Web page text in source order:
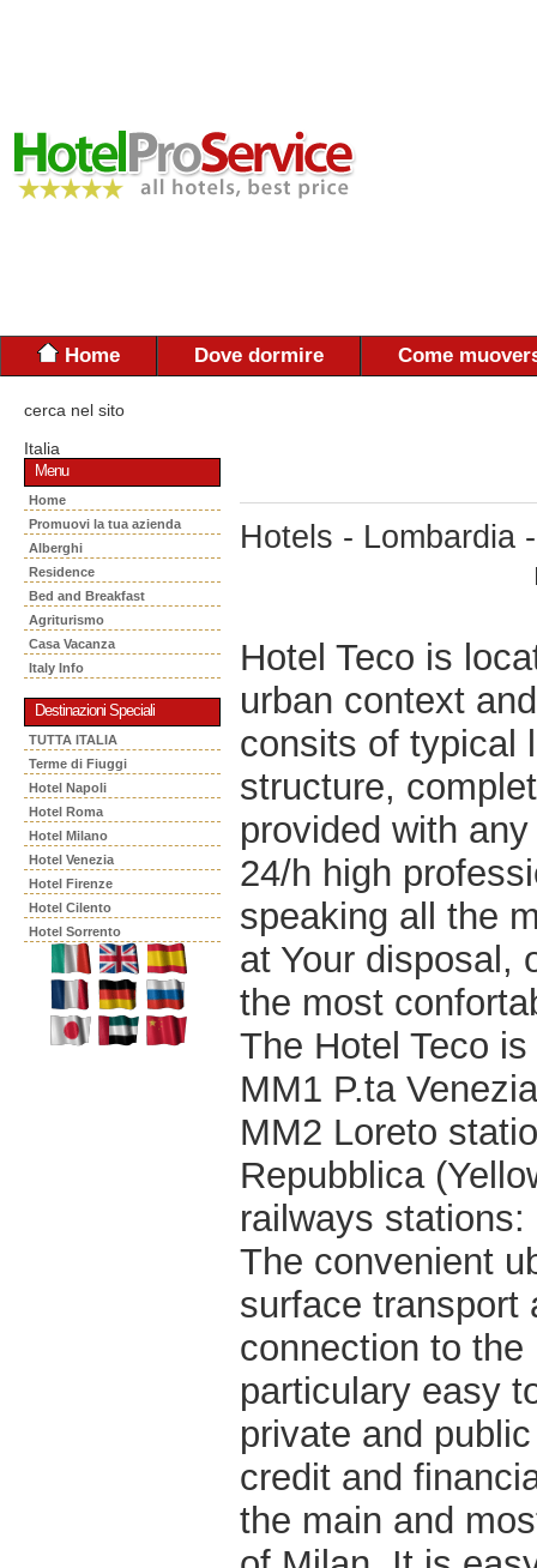
Home Dove dormire Come
cerca nel sito
Italia
Menu
Home
Promuovi la tua azienda
Alberghi
Residence
Bed and Breakfast
Agriturismo
Casa Vacanza
Italy Info
Destinazioni Speciali
TUTTA ITALIA
Terme di Fiuggi
Hotel Napoli
Hotel Roma
Hotel Milano
Hotel Venezia
Hotel Firenze
Hotel Cilento
Hotel Sorrento
Hotels - Lombardia
Hotel Teco is
urban context
consits of typical
structure,
provided with
24/h high
speaking all the
at Your disposal,
the most
The Hotel Teco
MM1 P.ta
MM2 Loreto
Repubblica
railways
The convenient
surface transport
connection to
particulary easy
private and
credit and
the main and